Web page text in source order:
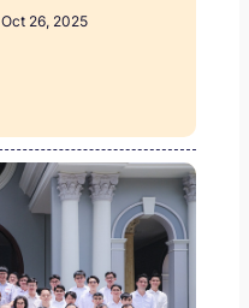
Oct 26, 2025